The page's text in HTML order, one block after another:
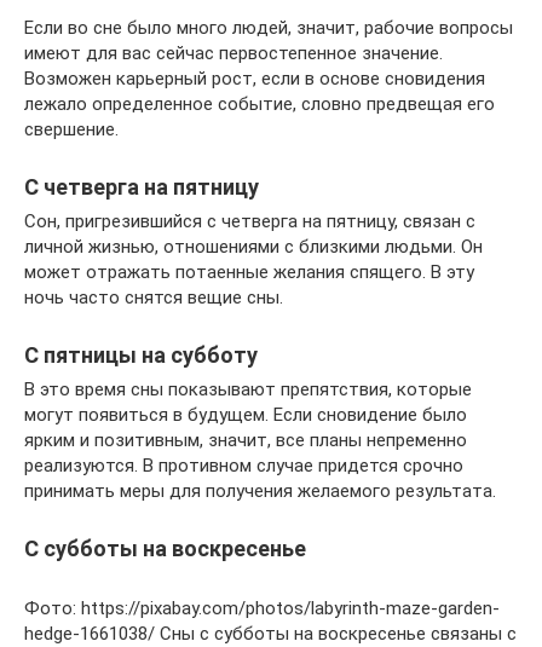
Если во сне было много людей, значит, рабочие вопросы
имеют для вас сейчас первостепенное значение.
Возможен карьерный рост, если в основе сновидения
лежало определенное событие, словно предвещая его
свершение.
С четверга на пятницу
Сон, пригрезившийся с четверга на пятницу, связан с
личной жизнью, отношениями с близкими людьми. Он
может отражать потаенные желания спящего. В эту
ночь часто снятся вещие сны.
С пятницы на субботу
В это время сны показывают препятствия, которые
могут появиться в будущем. Если сновидение было
ярким и позитивным, значит, все планы непременно
реализуются. В противном случае придется срочно
принимать меры для получения желаемого результата.
С субботы на воскресенье
Фото: https://pixabay.com/photos/labyrinth-maze-garden-
hedge-1661038/ Сны с субботы на воскресенье связаны с